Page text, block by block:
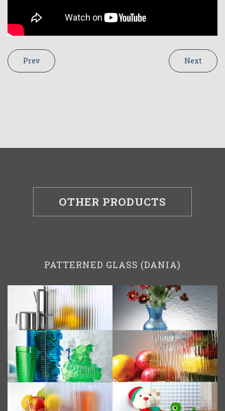
Prev Next
OTHER PRODUCTS
PATTERNED GLASS (DANIA)